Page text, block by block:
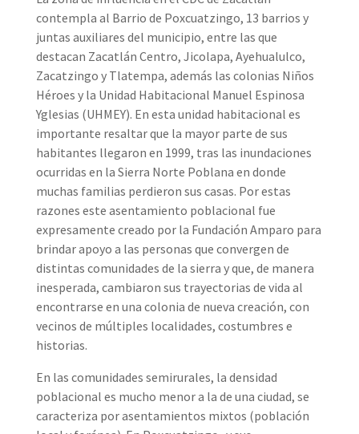
contempla al Barrio de Poxcuatzingo, 13 barrios y
juntas auxiliares del municipio, entre las que
destacan Zacatlán Centro, Jicolapa, Ayehualulco,
Zacatzingo y Tlatempa, además las colonias Niños
Héroes y la Unidad Habitacional Manuel Espinosa
Yglesias (UHMEY). En esta unidad habitacional es
importante resaltar que la mayor parte de sus
habitantes llegaron en 1999, tras las inundaciones
ocurridas en la Sierra Norte Poblana en donde
muchas familias perdieron sus casas. Por estas
razones este asentamiento poblacional fue
expresamente creado por la Fundación Amparo para
brindar apoyo a las personas que convergen de
distintas comunidades de la sierra y que, de manera
inesperada, cambiaron sus trayectorias de vida al
encontrarse en una colonia de nueva creación, con
vecinos de múltiples localidades, costumbres e
historias.
En las comunidades semirurales, la densidad
poblacional es mucho menor a la de una ciudad, se
caracteriza por asentamientos mixtos (población